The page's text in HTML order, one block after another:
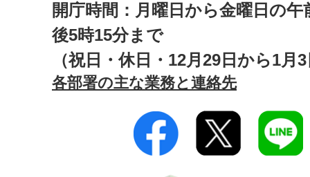
開庁時間：月曜日から金曜日の午
後5時15分まで
（祝日・休日・12月29日から1月
各部署の主な業務と連絡先